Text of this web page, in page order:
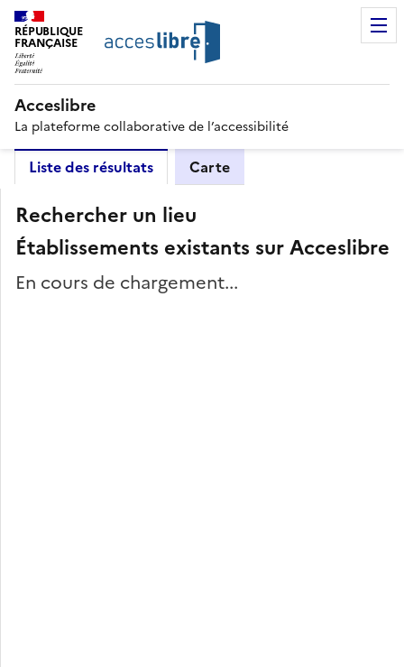
RÉPUBLIQUE
FRANÇAISE
Acceslibre
La plateforme collaborative de l’accessibilité
Liste des résultats Carte
Rechercher un lieu
Établissements existants sur Acceslibre
En cours de chargement...